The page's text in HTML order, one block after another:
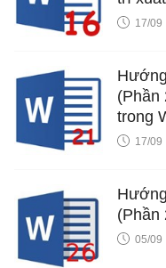
17/09
(Phần
trong
17/09
(Phần
05/09